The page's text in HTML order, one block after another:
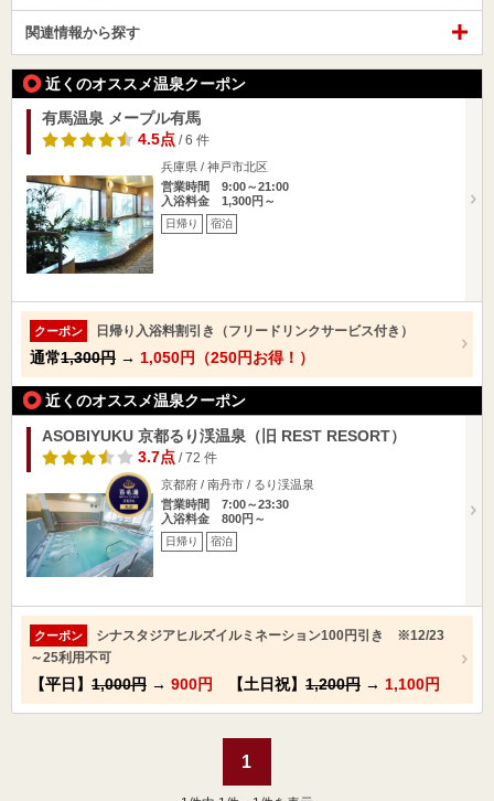
関連情報から探す
近くのオススメ温泉クーポン
有馬温泉 メープル有馬
4.5点/ 6 件
兵庫県 / 神戸市北区
営業時間 9:00～21:00
入浴料金 1,300円～
日帰り 宿泊
クーポン 日帰り入浴料割引き（フリードリンクサービス付き）
通常1,300円 → 1,050円（250円お得！）
近くのオススメ温泉クーポン
ASOBIYUKU 京都るり渓温泉（旧 REST RESORT）
3.7点/ 72 件
京都府 / 南丹市 / るり渓温泉
営業時間 7:00～23:30
入浴料金 800円～
日帰り 宿泊
クーポン
シナスタジアヒルズイルミネーション100円引き ※12/23
～25利用不可
【平日】 1,000円 → 900円 【土日祝】 1,200円 → 1,100円
1